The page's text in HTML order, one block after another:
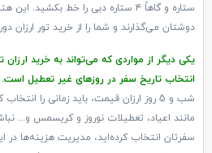
ستاره و گاهاً ۴ ستاره دبی را خط
دوشتان می‌گذارند و شما را از خرید تور ارزان
انتخاب تاریخ سفر در روز‌های غیر تعطیل است.
شب و 5 روز ارزان قیمت، باید زمانی را
مانند اعیاد، تعطیلات نوروز و کریسمس و...
سفرتان انتخاب کرده‌اید، مدیریت هزینه‌ها در